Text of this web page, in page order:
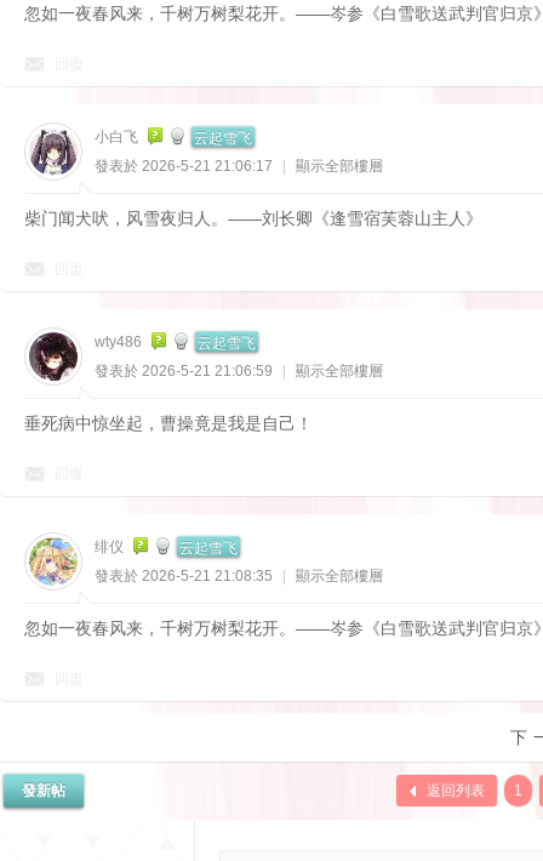
忽如一夜春风来，千树万树梨花开。——岑参《白雪歌送武判官归京
小白飞 云起雪飞
發表於 2026-5-21 21:06:17 顯示全部樓層
柴门闻犬吠，风雪夜归人。——刘长卿《逢雪宿芙蓉山主人》
wty486 云起雪飞
發表於 2026-5-21 21:06:59 顯示全部樓層
垂死病中惊坐起，曹操竟是我是自己！
绯仪 云起雪飞
發表於 2026-5-21 21:08:35 顯示全部樓層
忽如一夜春风来，千树万树梨花开。——岑参《白雪歌送武判官归京
下
1
返回列表
發新帖